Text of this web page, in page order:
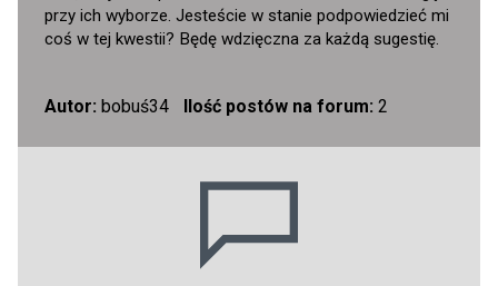
przy ich wyborze. Jesteście w stanie podpowiedzieć mi
coś w tej kwestii? Będę wdzięczna za każdą sugestię.
Autor: bobuś34 Ilość postów na forum: 2